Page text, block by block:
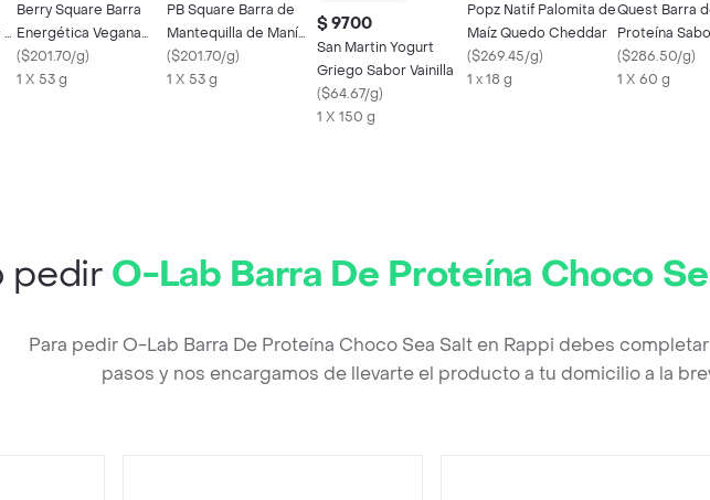
y
Berry Square Barra
Energética Vegana
Qunno
($201.70/g)
1 X 53 g
PB Square Barra de
Mantequilla de Maní
con Espirulina Qunno
($201.70/g)
1 X 53 g
$ 9700
San Martin Yogurt
Griego Sabor Vainilla
($64.67/g)
1 X 150 g
Popz Natif Palomita de
Maíz Quedo Cheddar
($269.45/g)
1 x 18 g
Quest Barra
Proteína
Azul
($286.50/g)
1 X 60 g
pedir O-Lab Barra De Proteína Choco
Para pedir O-Lab Barra De Proteína Choco Sea Salt en Rappi debes
pasos y nos encargamos de llevarte el producto a tu domicilio a la